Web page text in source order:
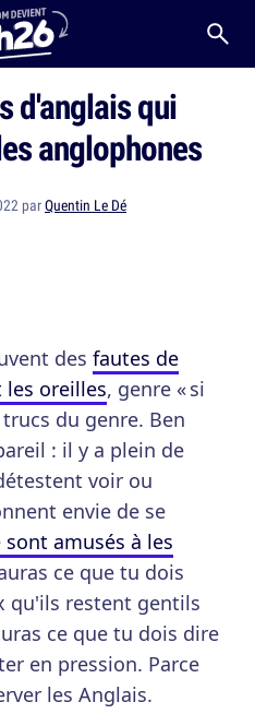
d'anglais qui
anglophones
parQuentin Le Dé
des fautes de
oreilles, genre « si
du genre. Ben
: il y a plein de
voir ou
envie de se
sont amusés à les
ce que tu dois
qu'ils restent gentils
ce que tu dois dire
en pression. Parce
les Anglais.